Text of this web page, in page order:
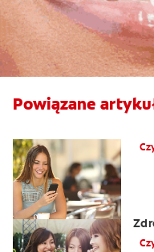
Powiązane